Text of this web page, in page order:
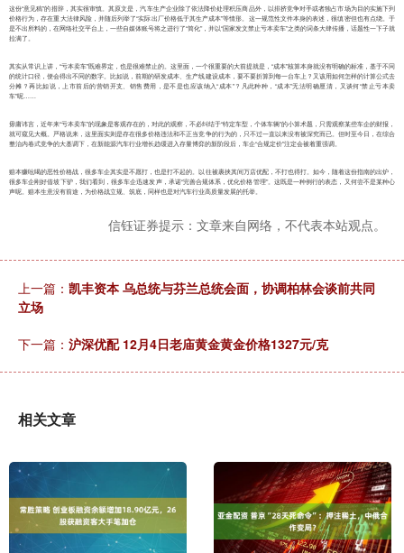
这份“意见稿”的措辞，其实很审慎。其原文是，汽车生产企业除了依法降价处理积压商品外，以排挤竞争对手或者独占市场为目的实施下列
价格行为，存在重大法律风险，并随后列举了“实际出厂价格低于其生产成本”等情形。这一规范性文件本身的表述，很缜密但也有点绕。于
是不出所料的，在网络社交平台上，一些自媒体账号将之进行了“简化”，并以“国家发文禁止亏本卖车”之类的词条大肆传播，话题性一下子就
拉满了。
其实从常识上讲，“亏本卖车”既难界定，也是很难禁止的。这里面，一个很重要的大前提就是，“成本”核算本身就没有明确的标准，基于不同
的统计口径，便会得出不同的数字。比如说，前期的研发成本、生产线建设成本，要不要折算到每一台车上？又该用如何怎样的计算公式去
分摊？再比如说，上市前后的营销开支、销售费用，是不是也应该纳入“成本”？凡此种种，“成本”无法明确厘清，又谈何“禁止亏本卖
车”呢……
毋庸讳言，近年来“亏本卖车”的现象是客观存在的，对此的观察，不必纠结于“特定车型，个体车辆”的小算术题，只需观察某些车企的财报，
就可窥见大概。严格说来，这里面实则是存在很多价格违法和不正当竞争的行为的，只不过一直以来没有被深究而已。但时至今日，在综合
整治内卷式竞争的大基调下，在新能源汽车行业增长趋缓进入存量博弈的新阶段后，车企“合规定价”注定会被着重强调。
赔本赚吆喝的恶性价格战，很多车企其实是不愿打，也是打不起的。以往被裹挟其间万店优配，不打也得打。如今，随着这份指南的出炉，
很多车企刚好借坡下驴，我们看到，很多车企迅速发声，承诺“完善合规体系，优化价格管理”。这既是一种例行的表态，又何尝不是某种心
声呢。赔本生意没有前途，为价格战立规、筑底，同样也是对汽车行业高质量发展的托举。
信钰证券提示：文章来自网络，不代表本站观点。
上一篇： 凯丰资本 乌总统与芬兰总统会面，协调柏林会谈前共同
立场
下一篇： 沪深优配 12月4日老庙黄金黄金价格1327元/克
相关文章